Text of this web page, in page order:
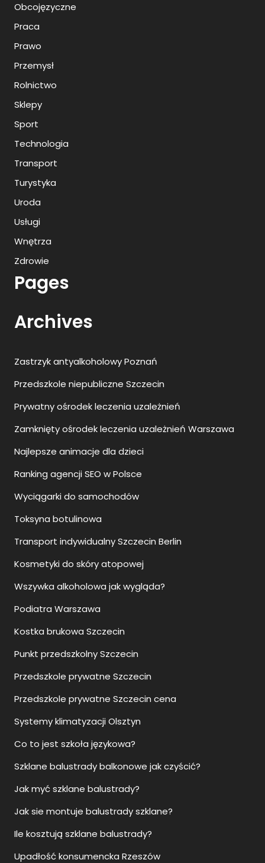
Obcojęzyczne
Praca
Prawo
Przemysł
Rolnictwo
Sklepy
Sport
Technologia
Transport
Turystyka
Uroda
Usługi
Wnętrza
Zdrowie
Pages
Archives
Zastrzyk antyalkoholowy Poznań
Przedszkole niepubliczne Szczecin
Prywatny ośrodek leczenia uzależnień
Zamknięty ośrodek leczenia uzależnień Warszawa
Najlepsze animacje dla dzieci
Ranking agencji SEO w Polsce
Wyciągarki do samochodów
Toksyna botulinowa
Transport indywidualny Szczecin Berlin
Kosmetyki do skóry atopowej
Wszywka alkoholowa jak wygląda?
Podiatra Warszawa
Kostka brukowa Szczecin
Punkt przedszkolny Szczecin
Przedszkole prywatne Szczecin
Przedszkole prywatne Szczecin cena
Systemy klimatyzacji Olsztyn
Co to jest szkoła językowa?
Szklane balustrady balkonowe jak czyścić?
Jak myć szklane balustrady?
Jak sie montuje balustrady szklane?
Ile kosztują szklane balustrady?
Upadłość konsumencka Rzeszów